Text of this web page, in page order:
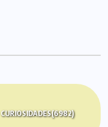
CURIOSIDADES(6982)